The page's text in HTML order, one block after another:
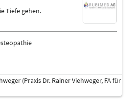
| Physiotherapeuten |
Ärzte
Tiefe gehen.
(Praxis Dr. Rainer Viehweger, FA für